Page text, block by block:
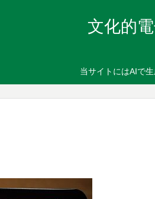
文化的
当サイトにはAIで